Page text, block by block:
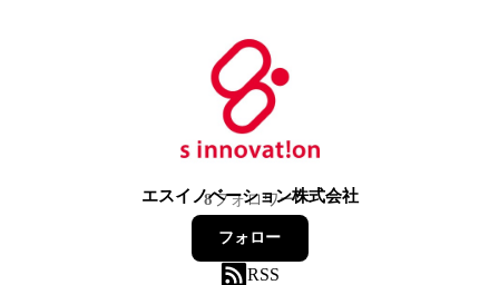
エスイノベーション株式会社
8フォロワー
フォロー
RSS